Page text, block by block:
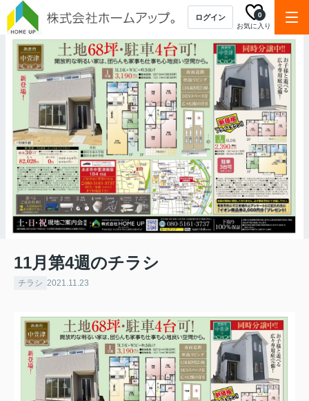
ログイン
お気に入り
0
11月第4週のチラシ
チラシ 2021.11.23